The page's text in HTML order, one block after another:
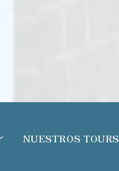
NUESTROS TOURS